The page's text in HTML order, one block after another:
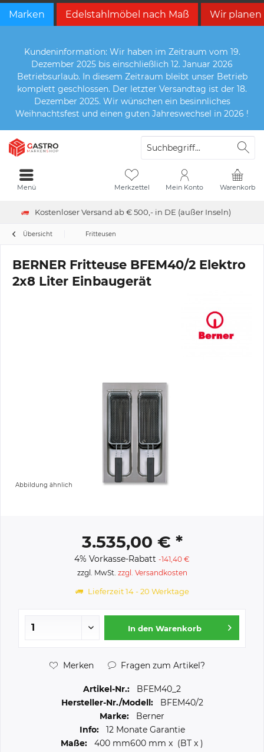
Marken Edelstahlmöbel nach Maß Wir planen
Kundeninformation: Wir haben im Zeitraum vom 19.
Dezember 2025 bis einschließlich 12. Januar 2026
Betriebsurlaub. In diesem Zeitraum bleibt unser Betrieb
komplett geschlossen. Der letzter Versandtag ist der 18.
Dezember 2025. Wir wünschen ein besinnliches
Weihnachtsfest und einen guten Jahreswechsel in 2026 !
Kostenloser Versand ab € 500,- in DE (außer Inseln)
Warenkorb
Merkzettel Mein Konto
Menü
Übersicht Fritteusen
BERNER Fritteuse BFEM40/2 Elektro
2x8 Liter Einbaugerät
Abbildung ähnlich
3.535,00 € *
4% Vorkasse-Rabatt -141,40 €
zzgl. MwSt. zzgl. Versandkosten
Lieferzeit 14 - 20 Werktage
In den Warenkorb
Merken Fragen zum Artikel?
Artikel-Nr.:
BFEM40_2
Hersteller-Nr./Modell:
BFEM40/2
Marke:
Berner
Info:
12 Monate Garantie
Maße:
400 mm600 mm x (BT x )